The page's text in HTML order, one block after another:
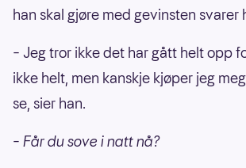
han skal gjøre med gevinsten svarer
– Jeg tror ikke det har gått helt opp
ikke helt, men kanskje kjøper jeg
se, sier han.
– Får du sove i natt nå?